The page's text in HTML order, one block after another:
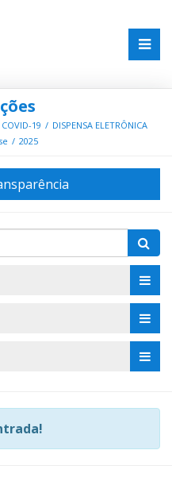
COVID-19
DISPENSA ELETRÔNICA
2025